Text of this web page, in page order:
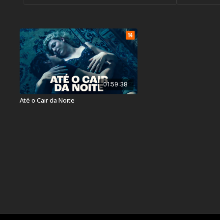
01:59:38
Até o Cair da Noite